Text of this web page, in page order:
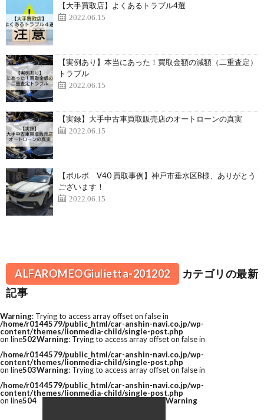
【大手買取店】よくあるトラブル4選
2022.06.15
【実例あり】本当にあった！買取金額の減額（二重査定）
トラブル
2022.06.15
【実録】大手中古車買取販売店のオートローンの真実
2022.06.15
【ボルボ V40 買取事例】神戸市垂水区B様、ありがとう
ございます！
2022.06.15
ALFAROMEOGiulietta-201202
カテゴリの最新
記事
Warning: Trying to access array offset on false in
/home/r0144579/public_html/car-anshin-navi.co.jp/wp-
content/themes/lionmedia-child/single-post.php
on line502Warning: Trying to access array offset on false in
/home/r0144579/public_html/car-anshin-navi.co.jp/wp-
content/themes/lionmedia-child/single-post.php
on line503Warning: Trying to access array offset on false in
/home/r0144579/public_html/car-anshin-navi.co.jp/wp-
content/themes/lionmedia-child/single-post.php
on line504 Warning